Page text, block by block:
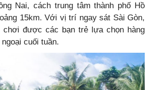
Nai, cách trung tâm thành phố Hồ
15km. Với vị trí ngay sát Sài Gòn,
chơi được các bạn trẻ lựa chọn hàng
cuối tuần.